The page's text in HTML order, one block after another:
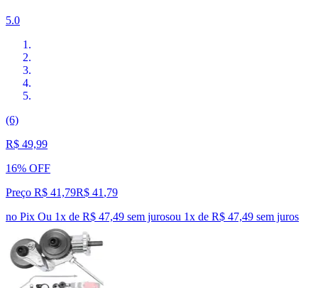
5.0
(6)
R$ 49,99
16% OFF
Preço R$ 41,79R$ 41 ,79
no Pix Ou 1x de R$ 47,49 sem jurosou 1x de R$ 47,49 sem juros